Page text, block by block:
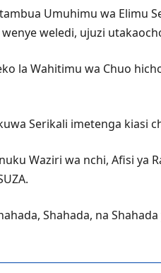
Umuhimu wa
weledi, ujuzi
la Wahitimu wa Chuo
Serikali imetenga kiasi
Waziri wa nchi, Afisi ya
Shahada, na